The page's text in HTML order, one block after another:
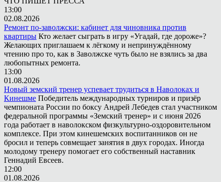
13:00
02.08.2026
Ремонт по-заволжски: кабинет для чиновника против
квартиры Кто желает сыграть в игру «Угадай, где дороже»?
Желающих приглашаем к лёгкому и непринуждённому
чтению про то, как в Заволжске чуть было не взялись за два
любопытных ремонта.
13:00
01.08.2026
Новый земский тренер успевает трудиться в Наволоках и
Кинешме Победитель международных турниров и призёр
чемпионата России по боксу Андрей Лебедев стал участником
федеральной программы «Земский тренер» и с июня 2026
года работает в наволокском физкультурно-оздоровительном
комплексе. При этом кинешемских воспитанников он не
бросил и теперь совмещает занятия в двух городах. Иногда
молодому тренеру помогает его собственный наставник
Геннадий Евсеев.
12:00
01.08.2026